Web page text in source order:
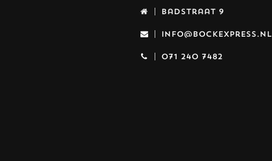
Badstraat 9
info@bockexpress.nl
071 240 7482